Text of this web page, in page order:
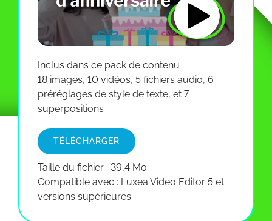
Inclus dans ce pack de contenu :
18 images, 10 vidéos, 5 fichiers audio, 6
préréglages de style de texte, et 7
superpositions
TÉLÉCHARGER
Taille du fichier : 39,4 Mo
Compatible avec : Luxea Video Editor 5 et
versions supérieures